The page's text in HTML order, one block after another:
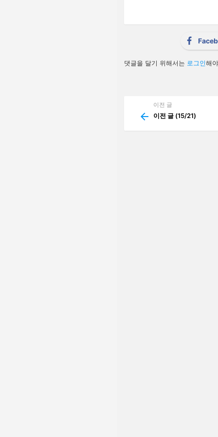
답
글
댓글을 달기 위해서는 로그인해
more
이전 글
이전 글 (15/21)